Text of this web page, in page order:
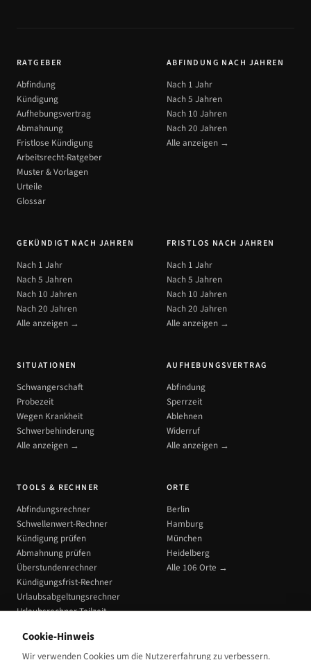
RATGEBER
Abfindung
Kündigung
Aufhebungsvertrag
Abmahnung
Fristlose Kündigung
Arbeitsrecht-Ratgeber
Muster & Vorlagen
Urteile
Glossar
ABFINDUNG NACH JAHREN
Nach 1 Jahr
Nach 5 Jahren
Nach 10 Jahren
Nach 20 Jahren
Alle anzeigen →
GEKÜNDIGT NACH JAHREN
Nach 1 Jahr
Nach 5 Jahren
Nach 10 Jahren
Nach 20 Jahren
Alle anzeigen →
FRISTLOS NACH JAHREN
Nach 1 Jahr
Nach 5 Jahren
Nach 10 Jahren
Nach 20 Jahren
Alle anzeigen →
SITUATIONEN
Schwangerschaft
Probezeit
Wegen Krankheit
Schwerbehinderung
Alle anzeigen →
AUFHEBUNGSVERTRAG
Abfindung
Sperrzeit
Ablehnen
Widerruf
Alle anzeigen →
TOOLS & RECHNER
Abfindungsrechner
Schwellenwert-Rechner
Kündigung prüfen
Abmahnung prüfen
Überstundenrechner
Kündigungsfrist-Rechner
Urlaubsabgeltungsrechner
Urlaubsrechner Teilzeit
ORTE
Berlin
Hamburg
München
Heidelberg
Alle 106 Orte →
Cookie-Hinweis
Wir verwenden Cookies um die Nutzererfahrung zu verbessern.